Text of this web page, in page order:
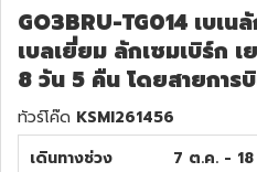
GO3BRU-TG014 เบเน
เบลเยี่ยม ลักเซมเบิร์ก
8 วัน 5 คืน โดยสายการ
ทัวร์โค๊ด KSMI261456
เดินทางช่วง
7 ต.ค. -